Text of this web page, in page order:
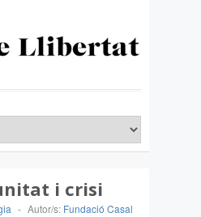
i crisi
- Autor/s: Fundació Casal